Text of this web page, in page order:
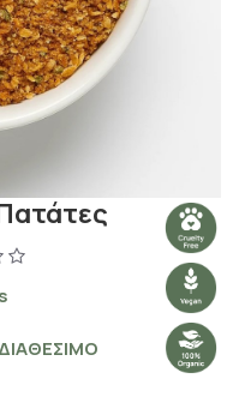
ΔΙΑΘΈΣΙΜΟ